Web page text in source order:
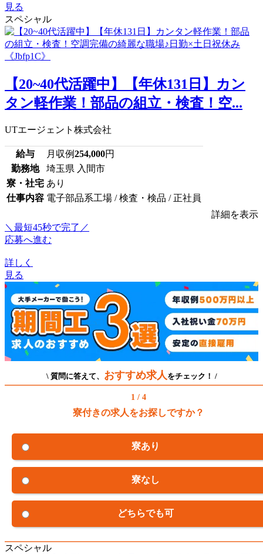
見る
スペシャル
【20~40代活躍中】【年休131日】カン
タン軽作業！部品の組立・検査！空...
UTエージェント株式会社
給与 月収例254,000円
勤務地
埼玉県 入間市
寮・社宅 あり
仕事内容 電子部品系工場 / 検査・検品 / 正社員
詳細を表示
＼最短45秒で完了／
応募へ進む
詳しく
見る
\ 質問に答えて、 おすすめ求人 をチェック！ /
1 / 4
寮付きの求人をお探しですか？
寮あり
寮なし
どちらでも可
スペシャル